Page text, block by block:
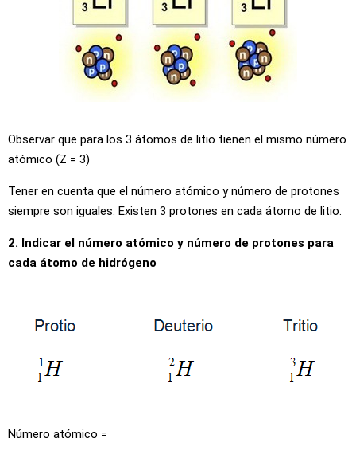
Observar que para los 3 átomos de litio tienen el mismo número
atómico (Z = 3)
Tener en cuenta que el número atómico y número de protones
siempre son iguales. Existen 3 protones en cada átomo de litio.
2. Indicar el número atómico y número de protones para
cada átomo de hidrógeno
Número atómico =